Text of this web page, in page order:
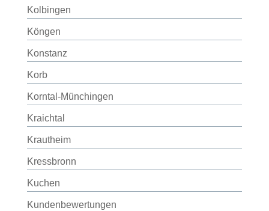
Kolbingen
Köngen
Konstanz
Korb
Korntal-Münchingen
Kraichtal
Krautheim
Kressbronn
Kuchen
Kundenbewertungen